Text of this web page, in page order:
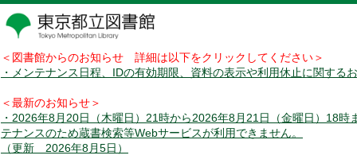
＜図書館からのお知らせ 詳細は以下をクリックしてください＞
・メンテナンス日程、IDの有効期限、資料の表示や利用休止に関する
＜最新のお知らせ＞
・2026年8月20日（木曜日）21時から2026年8月21日（金曜日）18時
テナンスのため蔵書検索等Webサービスが利用できません。
（更新 2026年8月5日）